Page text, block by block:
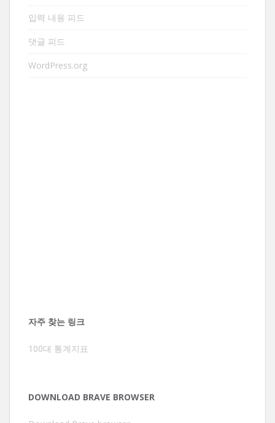
입력 내용 피드
댓글 피드
WordPress.org
자주 찾는 링크
100대 통계지표
DOWNLOAD BRAVE BROWSER